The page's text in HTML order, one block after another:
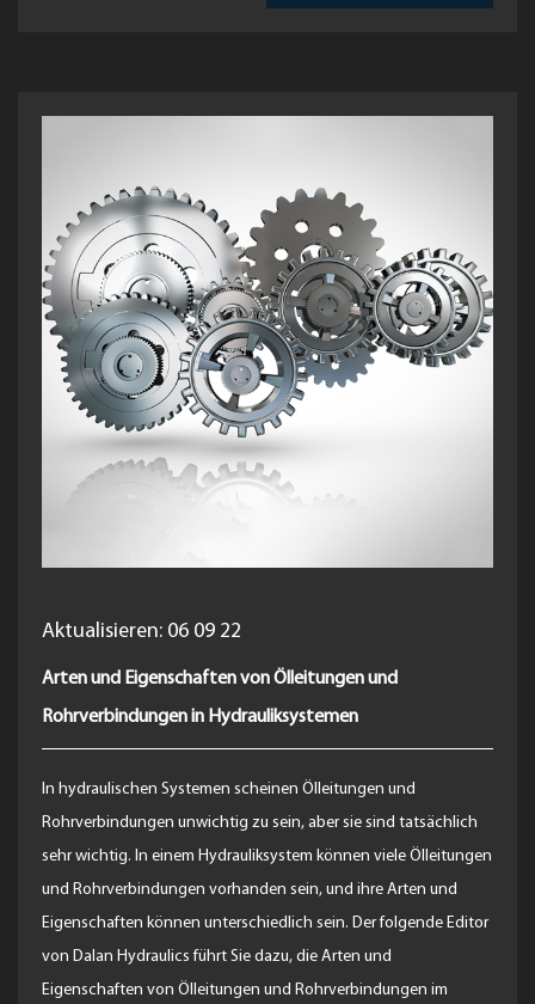
Aktualisieren: 06 09 22
Arten und Eigenschaften von Ölleitungen und
Rohrverbindungen in Hydrauliksystemen
In hydraulischen Systemen scheinen Ölleitungen und
Rohrverbindungen unwichtig zu sein, aber sie sind tatsächlich
sehr wichtig. In einem Hydrauliksystem können viele Ölleitungen
und Rohrverbindungen vorhanden sein, und ihre Arten und
Eigenschaften können unterschiedlich sein. Der folgende Editor
von Dalan Hydraulics führt Sie dazu, die Arten und
Eigenschaften von Ölleitungen und Rohrverbindungen im